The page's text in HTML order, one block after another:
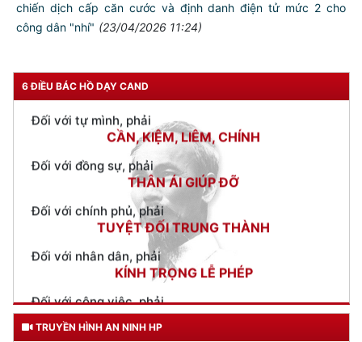
chiến dịch cấp căn cước và định danh điện tử mức 2 cho
công dân "nhí" (23/04/2026 11:24)
6 ĐIỀU BÁC HỒ DẠY CAND
TƯ CÁCH
Đối với tự mình, phải
CẦN, KIỆM, LIÊM, CHÍNH
Đối với đồng sự, phải
THÂN ÁI GIÚP ĐỠ
Đối với chính phủ, phải
TUYỆT ĐỐI TRUNG THÀNH
Đối với nhân dân, phải
KÍNH TRỌNG LỄ PHÉP
Đối với công việc, phải
TẬN TỤY
Đối với địch, phải
CƯƠNG QUYẾT, KHÔN KHÉO
TRUYỀN HÌNH AN NINH HP